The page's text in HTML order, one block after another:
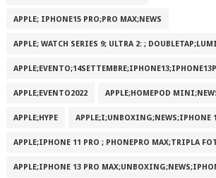
APPLE; IPHONE15 PRO;PRO MAX;NEWS
APPLE; WATCH SERIES 9; ULTRA 2: ;
APPLE;EVENTO2022 APPLE;HOMEPOD
APPLE;HYPE APPLE;I;UNBOXING;NEWS;IPHONE
APPLE;IPHONE 11 PRO ; PHONEPRO MAX;TRIPLA
APPLE;IPHONE 13 PRO